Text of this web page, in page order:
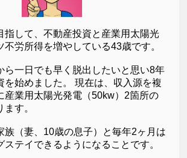
指して、不動産投資と産業用太陽光
不労所得を増やしている43歳です。
ら一日でも早く脱出したいと思い8年
を始めました。 現在は、収入源を複
産業用太陽光発電（50kw）2箇所の
す。
族（妻、10歳の息子）と毎年2ヶ月は
ステイできるようになることです。